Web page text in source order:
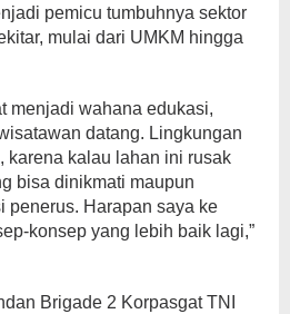
pemicu tumbuhnya sektor
mulai dari UMKM hingga
menjadi wahana edukasi,
datang. Lingkungan
karena kalau lahan ini rusak
bisa dinikmati maupun
penerus. Harapan saya ke
konsep yang lebih baik lagi,”
Brigade 2 Korpasgat TNI